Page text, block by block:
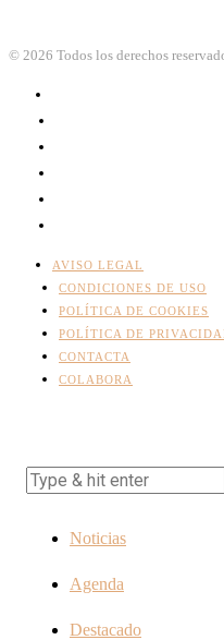
© 2026 Todos los derechos
AVISO LEGAL
CONDICIONES DE USO
POLÍTICA DE COOKIES
POLÍTICA DE
CONTACTA
COLABORA
Noticias
Agenda
Destacado